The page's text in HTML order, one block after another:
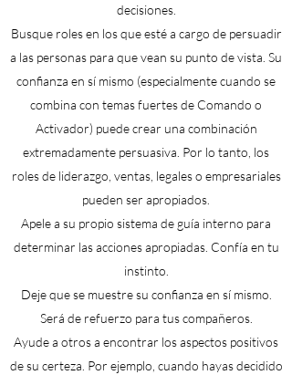
decisiones.
Busque roles en los que esté a cargo de persuadir
a las personas para que vean su punto de vista. Su
confianza en sí mismo (especialmente cuando se
combina con temas fuertes de Comando o
Activador) puede crear una combinación
extremadamente persuasiva. Por lo tanto, los
roles de liderazgo, ventas, legales o empresariales
pueden ser apropiados.
Apele a su propio sistema de guía interno para
determinar las acciones apropiadas. Confía en tu
instinto.
Deje que se muestre su confianza en sí mismo.
Será de refuerzo para tus compañeros.
Ayude a otros a encontrar los aspectos positivos
de su certeza. Por ejemplo, cuando hayas decidido